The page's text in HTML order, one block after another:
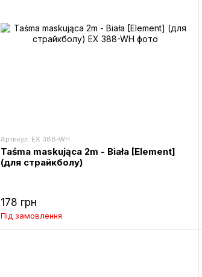
Артикул: EX 388-WH
Taśma maskująca 2m - Biała [Element]
(для страйкболу)
178 грн
Під замовлення